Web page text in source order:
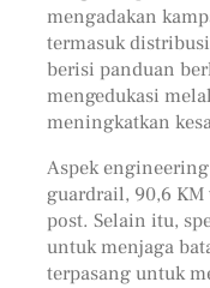
mengadakan
termasuk
berisi panduan
mengedukasi
meningkatkan
Aspek
guardrail, 90,6
post. Selain itu,
untuk menjaga
terpasang untuk